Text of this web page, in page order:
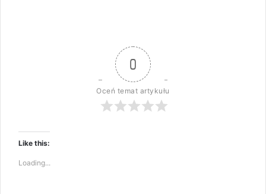
0
Oceń temat artykułu
Like this:
Loading...